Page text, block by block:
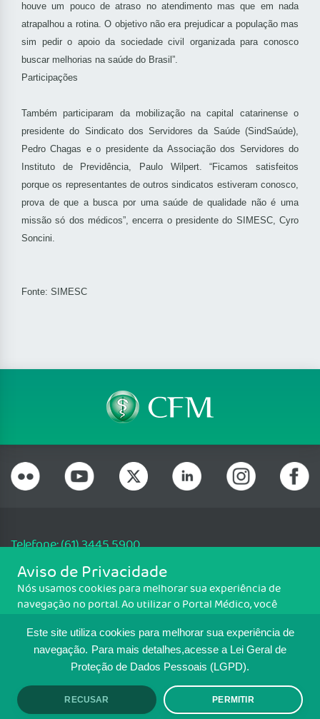
Este site utiliza cookies para melhorar sua experiência de
navegação. Para mais detalhes,acesse a Lei Geral de
Proteção de Dados Pessoais (LGPD).
RECUSAR PERMITIR
houve um pouco de atraso no atendimento mas que em nada
atrapalhou a rotina. O objetivo não era prejudicar a população mas
sim pedir o apoio da sociedade civil organizada para conosco
buscar melhorias na saúde do Brasil”.
Participações
Também participaram da mobilização na capital catarinense o
presidente do Sindicato dos Servidores da Saúde (SindSaúde),
Pedro Chagas e o presidente da Associação dos Servidores do
Instituto de Previdência, Paulo Wilpert. “Ficamos satisfeitos
porque os representantes de outros sindicatos estiveram conosco,
prova de que a busca por uma saúde de qualidade não é uma
missão só dos médicos”, encerra o presidente do SIMESC, Cyro
Soncini.
Fonte: SIMESC
Telefone: (61) 3445 5900
Email: cfm@portalmedico.org.br
SGAS 616, Conjunto D, Lote 115, L2 Sul, Brasília/DF - CEP: 70200-760 -
CNPJ: 33.583.550/0001-30
MAPA DO SITE
TRANSPARÊNCIA E PRESTAÇÃO DE
CONTAS
Aviso de Privacidade
Nós usamos cookies para melhorar sua experiência de
navegação no portal. Ao utilizar o Portal Médico, você
Para ter mais informações sobre como isso é feito, acesse
Política de cookies. Se você concorda, clique em ACEITO.
ACEITO